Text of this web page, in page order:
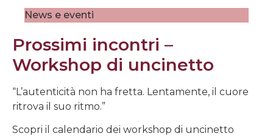
News e eventi
Prossimi incontri –
Workshop di uncinetto
“L’autenticità non ha fretta. Lentamente, il cuore
ritrova il suo ritmo.”
Scopri il calendario dei workshop di uncinetto